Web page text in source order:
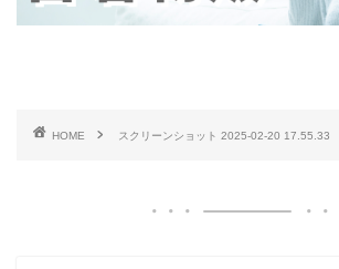
HOME スクリーンショット 2025-02-20 17.55.33